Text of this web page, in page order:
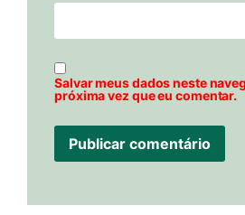
Salvar meus dados neste
próxima vez que eu comentar.